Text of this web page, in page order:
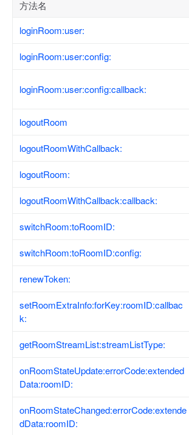
方法名
loginRoom:user:
loginRoom:user:config:
loginRoom:user:config:callback:
logoutRoom
logoutRoomWithCallback:
logoutRoom:
logoutRoomWithCallback:callback:
switchRoom:toRoomID:
switchRoom:toRoomID:config:
renewToken:
setRoomExtraInfo:forKey:roomID:callbac
k:
getRoomStreamList:streamListType:
onRoomStateUpdate:errorCode:extended
Data:roomID:
onRoomStateChanged:errorCode:extende
dData:roomID: